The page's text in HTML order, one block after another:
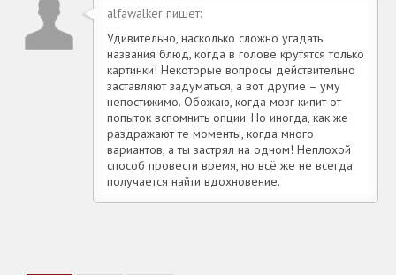
alfawalker пишет:
Удивительно, насколько сложно угадать
названия блюд, когда в голове крутятся только
картинки! Некоторые вопросы действительно
заставляют задуматься, а вот другие – уму
непостижимо. Обожаю, когда мозг кипит от
попыток вспомнить опции. Но иногда, как же
раздражают те моменты, когда много
вариантов, а ты застрял на одном! Неплохой
способ провести время, но всё же не всегда
получается найти вдохновение.